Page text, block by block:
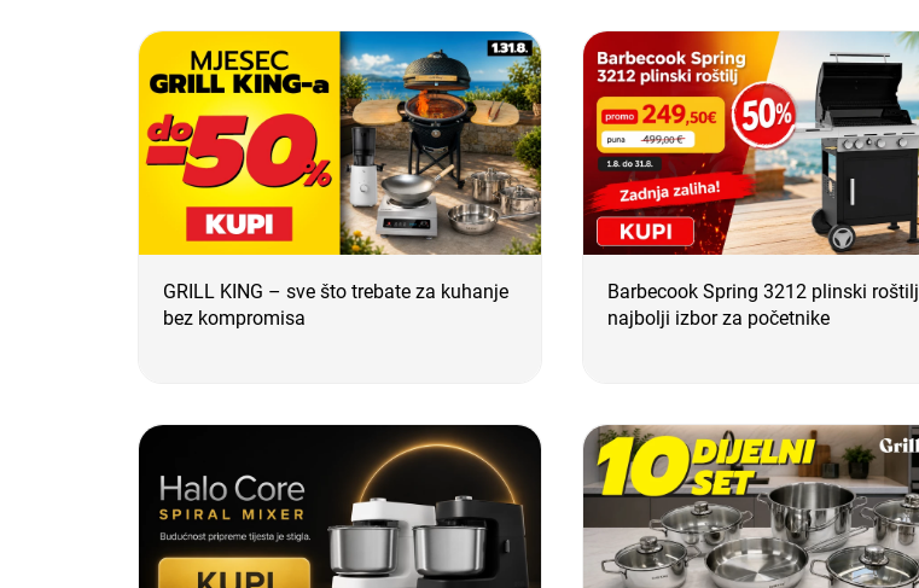
GRILL KING – sve što trebate za kuhanje
bez kompromisa
Barbecook Spring 3212 plinski roštilj
najbolji izbor za početnike